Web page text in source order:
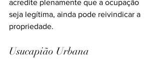
acredite plenamente que a ocupação
seja legítima, ainda pode reivindicar a
propriedade.
Usucapião Urbana